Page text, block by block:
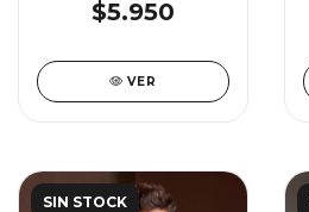
$5.950
VER
SIN STOCK